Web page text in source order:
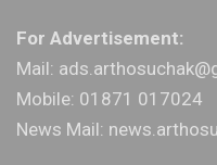
For Advertisement:
Mail:
Mobile: 01871 017024
News Mail: